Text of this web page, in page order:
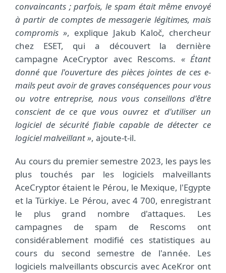
convaincants ; parfois, le spam était même envoyé
à partir de comptes de messagerie légitimes, mais
compromis », explique Jakub Kaloč, chercheur
chez ESET, qui a découvert la dernière
campagne AceCryptor avec Rescoms. « Étant
donné que l'ouverture des pièces jointes de ces e-
mails peut avoir de graves conséquences pour vous
ou votre entreprise, nous vous conseillons d'être
conscient de ce que vous ouvrez et d'utiliser un
logiciel de sécurité fiable capable de détecter ce
logiciel malveillant », ajoute-t-il.
Au cours du premier semestre 2023, les pays les
plus touchés par les logiciels malveillants
AceCryptor étaient le Pérou, le Mexique, l'Egypte
et la Türkiye. Le Pérou, avec 4 700, enregistrant
le plus grand nombre d'attaques. Les
campagnes de spam de Rescoms ont
considérablement modifié ces statistiques au
cours du second semestre de l'année. Les
logiciels malveillants obscurcis avec AceKror ont